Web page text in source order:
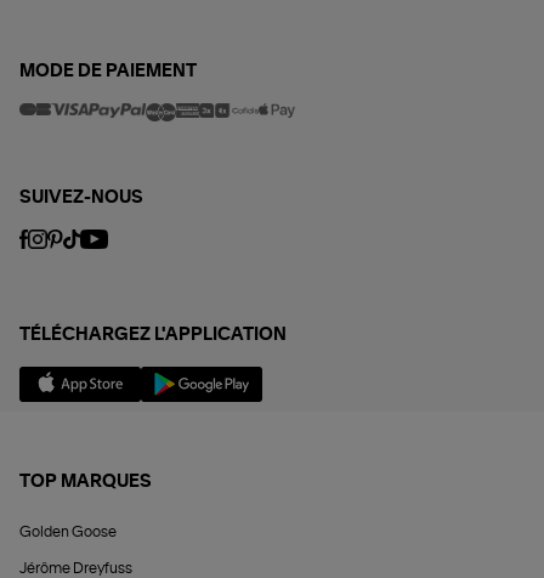
MODE DE PAIEMENT
SUIVEZ-NOUS
TÉLÉCHARGEZ L'APPLICATION
TOP MARQUES
Golden Goose
Jérôme Dreyfuss